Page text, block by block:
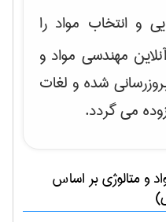
و انتخاب مواد را
مهندسی مواد و
شده و لغات
می گردد.
و متالوژیبر اساس